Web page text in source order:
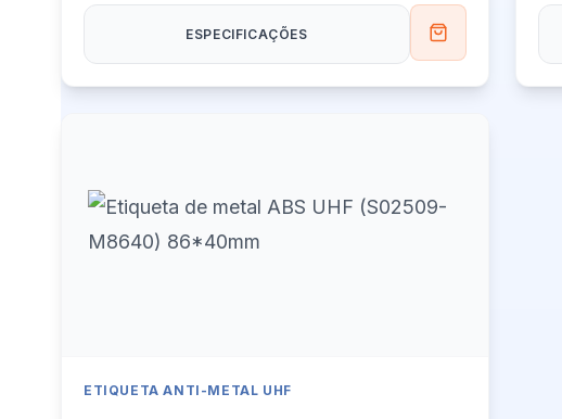
ESPECIFICAÇÕES
ETIQUETA ANTI-METAL UHF